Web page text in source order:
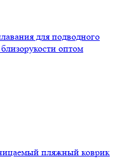
для подводного
оптом
пляжный коврик